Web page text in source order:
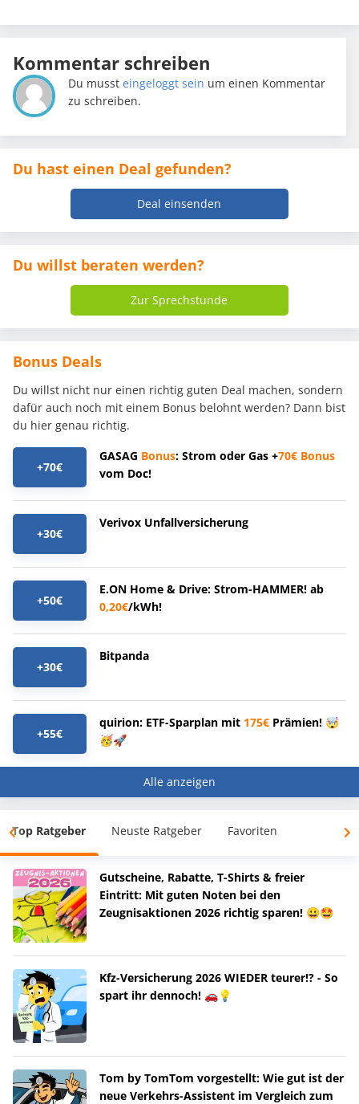
Kommentar schreiben
Du mussteingeloggt sein um einen Kommentar
zu schreiben.
Du hast einen Deal gefunden?
Deal einsenden
Du willst beraten werden?
Zur Sprechstunde
Bonus Deals
Du willst nicht nur einen richtig guten Deal machen, sondern
dafür auch noch mit einem Bonus belohnt werden? Dann bist
du hier genau richtig.
+70€
GASAG Bonus: Strom oder Gas +70€ Bonus
vom Doc!
+30€
Verivox Unfallversicherung
+50€
E.ON Home & Drive: Strom-HAMMER! ab
0,20€/kWh!
+30€
Bitpanda
+55€
quirion: ETF-Sparplan mit 175€ Prämien! 🤯
🥳🚀
Alle anzeigen
Top Ratgeber Neuste Ratgeber Favoriten
Gutscheine, Rabatte, T-Shirts & freier
Eintritt: Mit guten Noten bei den
Zeugnisaktionen 2026 richtig sparen! 😀🤩
Kfz-Versicherung 2026 WIEDER teurer!? - So
spart ihr dennoch! 🚗💡
Tom by TomTom vorgestellt: Wie gut ist der
neue Verkehrs-Assistent im Vergleich zum